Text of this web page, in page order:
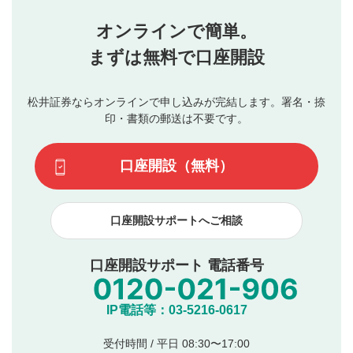
投稿するボタン
星で評価をすると投稿できます。（お名前とコメント
動画の評価
です）
行ってください。
当社は、利用者同士、もしくは利用者と第三者間のトラ
ブルによって生じた損害に対して一切の責任を負いませ
評価およびコメントは当社にて審査のうえ、掲載となり
ます。掲載されるまでに日数がかかる場合や掲載されない
てはお答えできません。各動画コンテンツへの掲載をもっ
て結果のご連絡といたします。ご了承ください。
下記の項目に該当すると判断された投稿内容は、掲載を
見合わせる場合がございます。
本動画コンテンツとは無関係の内容の投稿
他者への誹謗中傷や差別的表現投稿
公序良俗に反する内容の投稿
氏名、住所、電話番号など個人を特定できる情報の
他のサイトへの誘導や営利目的、広告・宣伝を目
他者の権利（商標、著作権、その他の知的財産
オンラインで簡単。
まずは無料で口座開設
松井証券ならオンラインで申し込みが完結します。署名・捺
印・書類の郵送は不要です。
口座開設（無料）
口座開設サポートへご相談
口座開設サポート 電話番号
IP電話等：03-5216-0617
受付時間 / 平日 08:30〜17:00